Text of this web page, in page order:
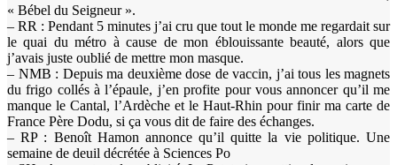
« Bébel du Seigneur ».
– RR : Pendant 5 minutes j’ai cru que tout le monde me regardait sur
le quai du métro à cause de mon éblouissante beauté, alors que
j’avais juste oublié de mettre mon masque.
– NMB : Depuis ma deuxième dose de vaccin, j’ai tous les magnets
du frigo collés à l’épaule, j’en profite pour vous annoncer qu’il me
manque le Cantal, l’Ardèche et le Haut-Rhin pour finir ma carte de
France Père Dodu, si ça vous dit de faire des échanges.
– RP : Benoît Hamon annonce qu’il quitte la vie politique. Une
semaine de deuil décrétée à Sciences Po